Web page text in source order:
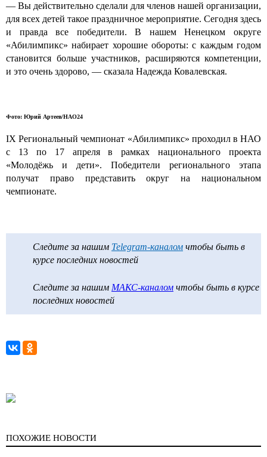
— Вы действительно сделали для членов нашей организации,
для всех детей такое праздничное мероприятие. Сегодня здесь
и правда все победители. В нашем Ненецком округе
«Абилимпикс» набирает хорошие обороты: с каждым годом
становится больше участников, расширяются компетенции,
и это очень здорово, — сказала Надежда Ковалевская.
Фото: Юрий Артеев/НАО24
IX Региональный чемпионат «Абилимпикс» проходил в НАО
с 13 по 17 апреля в рамках национального проекта
«Молодёжь и дети». Победители регионального этапа
получат право представить округ на национальном
чемпионате.
Следите за нашим Telegram-каналом чтобы быть в
курсе последних новостей
Следите за нашим МАКС-каналом чтобы быть в курсе
последних новостей
ПОХОЖИЕ НОВОСТИ